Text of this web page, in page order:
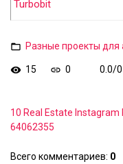
Turbobit
Разные проекты
15 0 0.0/0
10 Real Estate Instagram
64062355
Всего комментариев: 0